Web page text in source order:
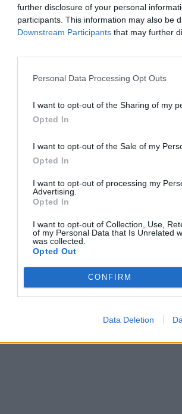
further disclosure of your personal
participants. This information may also be
Downstream Participants that may further
Personal Data Processing Opt Outs
I want to opt-out of the Sharing of my
Opted In
I want to opt-out of the Sale of my
Opted In
I want to opt-out of processing my
Advertising.
Opted In
I want to opt-out of Collection, Use,
of my Personal Data that Is Unrelated
was collected.
Opted Out
CONFIRM
Data Deletion